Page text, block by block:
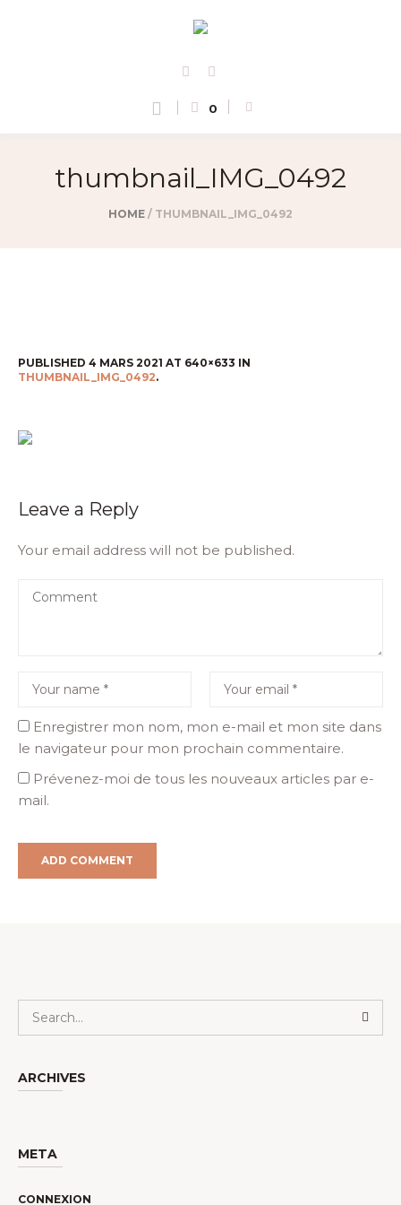
0
thumbnail_IMG_0492
HOME / THUMBNAIL_IMG_0492
PUBLISHED 4 MARS 2021 AT 640×633 IN
THUMBNAIL_IMG_0492.
Leave a Reply
Your email address will not be published.
Enregistrer mon nom, mon e-mail et mon site dans
le navigateur pour mon prochain commentaire.
Prévenez-moi de tous les nouveaux articles par e-
mail.
ARCHIVES
META
CONNEXION